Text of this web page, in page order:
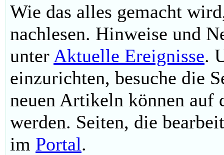
Wie das alles gemacht
nachlesen. Hinweise und
unter Aktuelle Ereignisse.
einzurichten, besuche die
neuen Artikeln können auf
werden. Seiten, die
im Portal.